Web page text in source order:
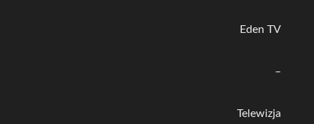
Eden TV
–
Telewizja